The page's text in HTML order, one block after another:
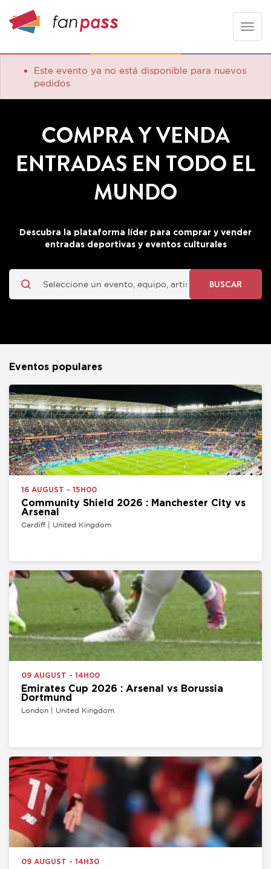
Toggle
Este evento ya no está disponible para nuevos
pedidos
COMPRA Y VENDA
ENTRADAS EN TODO EL
MUNDO
Descubra la plataforma líder para comprar y vender
entradas deportivas y eventos culturales
BUSCAR
Eventos populares
16 AUGUST - 15H00
Community Shield 2026 : Manchester City vs
Arsenal
Cardiff | United Kingdom
09 AUGUST - 14H00
Emirates Cup 2026 : Arsenal vs Borussia
Dortmund
London | United Kingdom
09 AUGUST - 14H30